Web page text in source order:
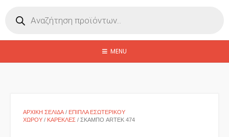
search
MENU
ΑΡΧΙΚΉ ΣΕΛΊΔΑ / ΈΠΙΠΛΑ ΕΣΩΤΕΡΙΚΟΎ
ΧΏΡΟΥ / ΚΑΡΈΚΛΕΣ / ΣΚΑΜΠΌ ARTEK 474